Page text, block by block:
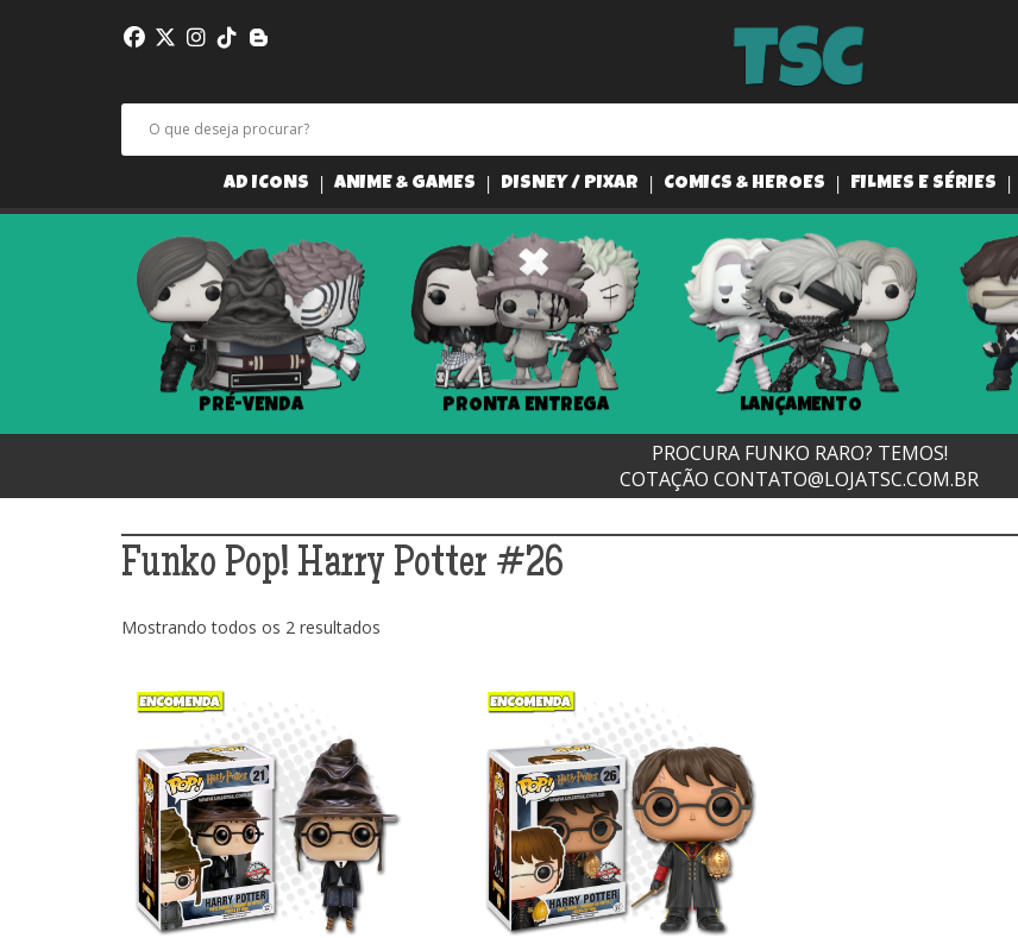
AD ICONS ANIME & GAMES DISNEY / PIXAR COMICS & HEROES FILMES E SÉRIES
PRÉ-VENDA PRONTA ENTREGA LANÇAMENTO
PROCURA FUNKO RARO? TEMOS!
COTAÇÃO CONTATO@LOJATSC.COM.BR
Funko Pop! Harry Potter #26
Mostrando todos os 2 resultados